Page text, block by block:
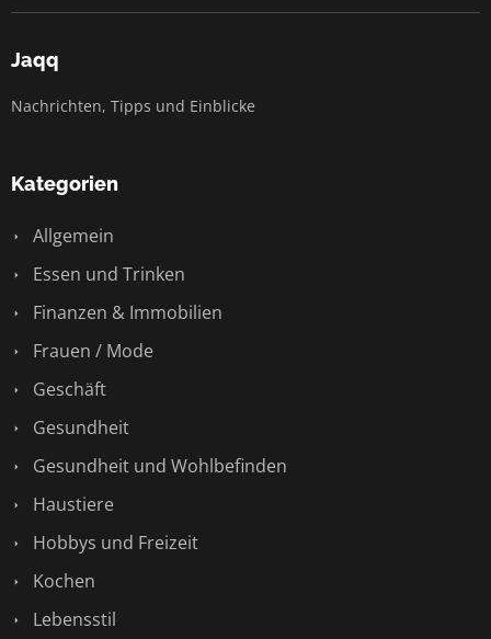
Jaqq
Nachrichten, Tipps und Einblicke
Kategorien
Allgemein
Essen und Trinken
Finanzen & Immobilien
Frauen / Mode
Geschäft
Gesundheit
Gesundheit und Wohlbefinden
Haustiere
Hobbys und Freizeit
Kochen
Lebensstil